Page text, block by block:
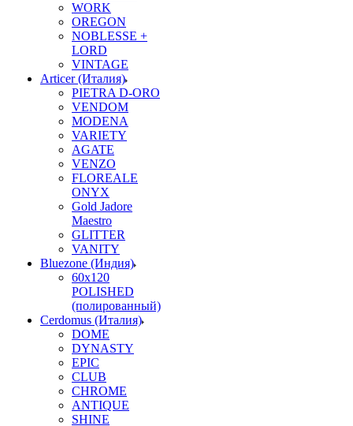
WORK
OREGON
NOBLESSE +
LORD
VINTAGE
Articer (Италия)
PIETRA D-ORO
VENDOM
MODENA
VARIETY
AGATE
VENZO
FLOREALE
ONYX
Gold Jadore
Maestro
GLITTER
VANITY
Bluezone (Индия)
60х120
POLISHED
(полированный)
Cerdomus (Италия)
DOME
DYNASTY
EPIC
CLUB
CHROME
ANTIQUE
SHINE